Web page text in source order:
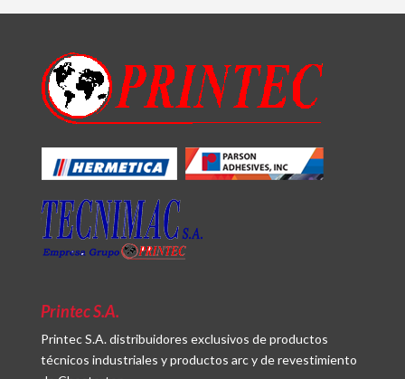
Printec S.A.
Printec S.A. distribuidores exclusivos de productos
técnicos industriales y productos arc y de revestimiento